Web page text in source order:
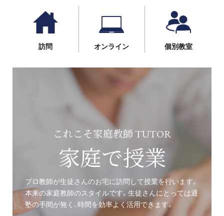
訪問 オンライン 個別教室
これこそ家庭教師 TUTOR
家庭で授業
プロ教師が生徒さんのお宅に訪問して授業を行います。
本来の家庭教師のスタイルです。生徒さんにとっては通
塾の手間が無く、時間を効率よく活用できます。